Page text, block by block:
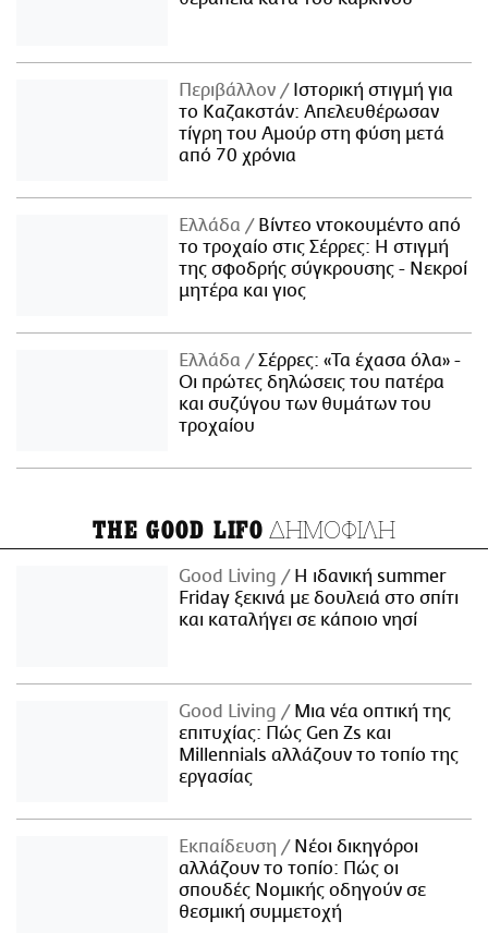
Περιβάλλον
Ιστορική στιγμή για
το Καζακστάν: Απελευθέρωσαν
τίγρη του Αμούρ στη φύση μετά
από 70 χρόνια
Ελλάδα
Βίντεο ντοκουμέντο από
το τροχαίο στις Σέρρες: Η στιγμή
της σφοδρής σύγκρουσης - Νεκροί
μητέρα και γιος
Ελλάδα
Σέρρες: «Τα έχασα όλα» -
Οι πρώτες δηλώσεις του πατέρα
και συζύγου των θυμάτων του
τροχαίου
THE GOOD LIFO ΔΗΜΟΦΙΛΗ
Good Living
Η ιδανική summer
Friday ξεκινά με δουλειά στο σπίτι
και καταλήγει σε κάποιο νησί
Good Living
Μια νέα οπτική της
επιτυχίας: Πώς Gen Zs και
Millennials αλλάζουν το τοπίο της
εργασίας
Εκπαίδευση
Νέοι δικηγόροι
αλλάζουν το τοπίο: Πώς οι
σπουδές Νομικής οδηγούν σε
θεσμική συμμετοχή